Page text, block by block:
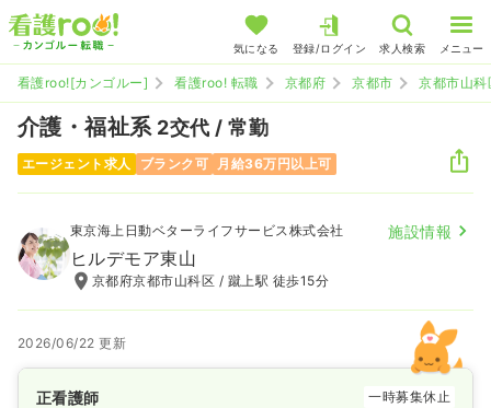
気になる 登録/ログイン 求人検索 メニュー
看護roo![カンゴルー] 看護roo! 転職 京都府 京都市 京都市山科
介護・福祉系 2交代 / 常勤
エージェント求人 ブランク可 月給36万円以上可
東京海上日動ベターライフサービス株式会社 施設情報
ヒルデモア東山
京都府京都市山科区 / 蹴上駅 徒歩15分
2026/06/22 更新
正看護師 一時募集休止